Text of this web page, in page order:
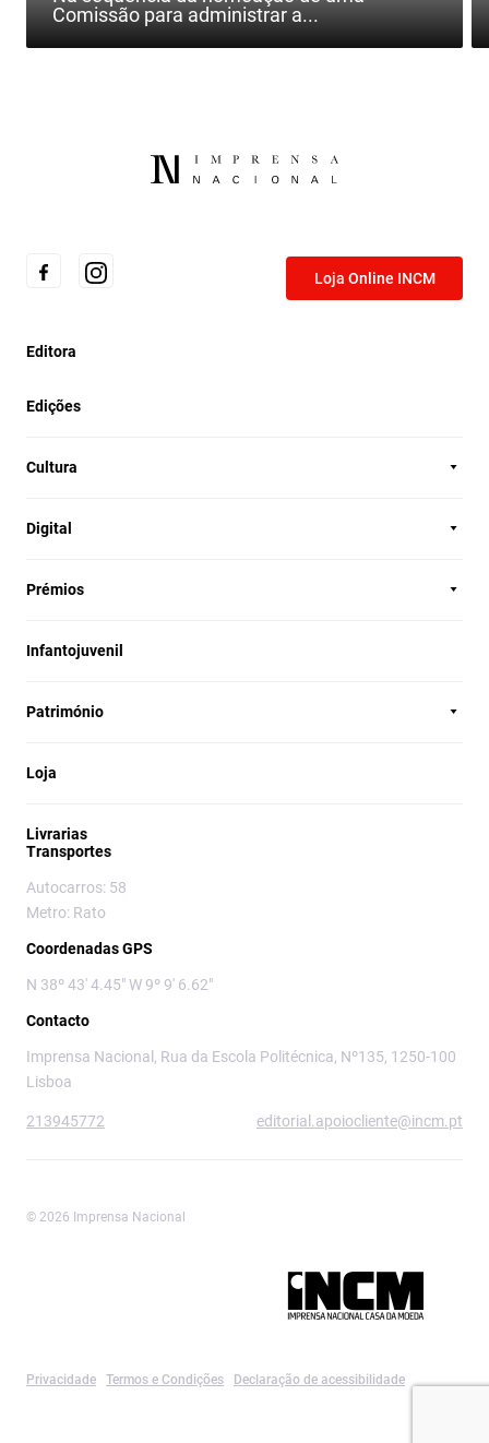
Comissão para administrar a...
Loja Online INCM
Editora
Edições
Cultura
Digital
Prémios
Infantojuvenil
Património
Loja
Livrarias
Transportes
Autocarros: 58
Metro: Rato
Coordenadas GPS
N 38º 43' 4.45" W 9º 9' 6.62"
Contacto
Imprensa Nacional, Rua da Escola Politécnica, Nº135, 1250-100
Lisboa
213945772 editorial.apoiocliente@incm.pt
© 2026 Imprensa Nacional
Privacidade Termos e Condições Declaração de acessibilidade